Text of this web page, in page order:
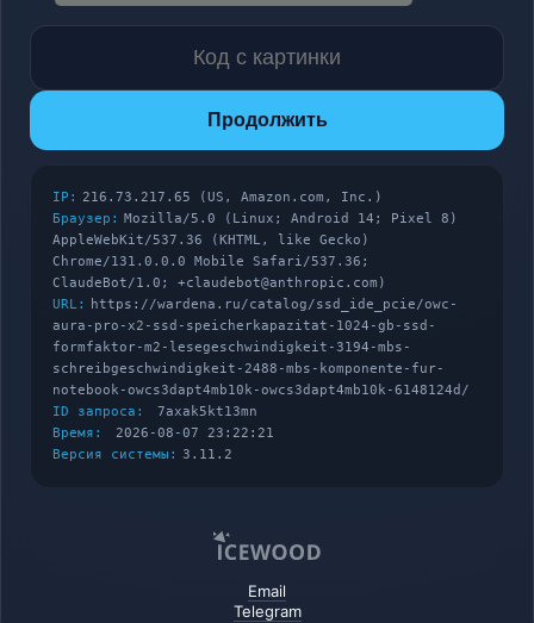
Продолжить
IP: 216.73.217.65 (US, Amazon.com, Inc.)
Браузер: Mozilla/5.0 (Linux; Android 14; Pixel 8)
AppleWebKit/537.36 (KHTML, like Gecko)
Chrome/131.0.0.0 Mobile Safari/537.36;
ClaudeBot/1.0; +claudebot@anthropic.com)
URL:
https://wardena.ru/catalog/ssd_ide_pcie/owc-
aura-pro-x2-ssd-speicherkapazitat-1024-gb-ssd-
formfaktor-m2-lesegeschwindigkeit-3194-mbs-
schreibgeschwindigkeit-2488-mbs-komponente-fur-
notebook-owcs3dapt4mb10k-owcs3dapt4mb10k-6148124d/
ID запроса:
7axak5kt13mn
Время:
2026-08-07 23:22:21
Версия системы: 3.11.2
Email
Telegram